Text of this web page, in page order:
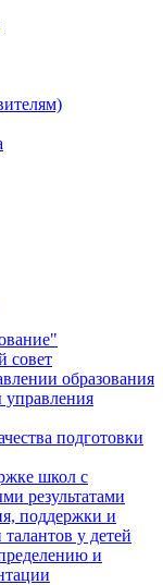
совет
образования
подготовки
школ с
результатами
поддержки и
у детей
и